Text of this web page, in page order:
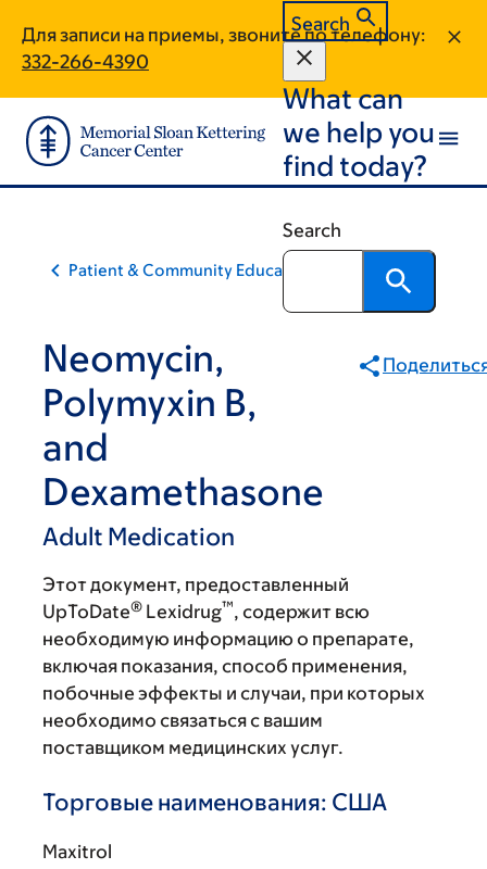
main
content
footer
Для записи на приемы, звоните по телефону:
332-266-4390
Search
What can
we help you
find today?
Search
Patient & Community Education
Neomycin,
Polymyxin B,
and
Dexamethasone
Adult Medication
Этот документ, предоставленный
UpToDate® Lexidrug™, содержит всю
необходимую информацию о препарате,
включая показания, способ применения,
побочные эффекты и случаи, при которых
необходимо связаться с вашим
поставщиком медицинских услуг.
Торговые наименования: США
Maxitrol